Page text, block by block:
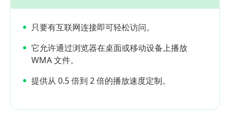
只要有互联网连接即可轻松访问。
它允许通过浏览器在桌面或移动设备上播放
WMA 文件。
提供从 0.5 倍到 2 倍的播放速度定制。